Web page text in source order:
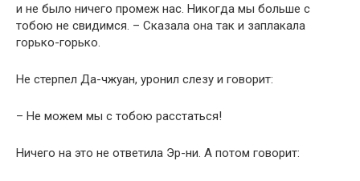
и не было ничего промеж нас. Никогда мы больше с
тобою не свидимся. – Сказала она так и заплакала
горько-горько.
Не стерпел Да-чжуан, уронил слезу и говорит:
– Не можем мы с тобою расстаться!
Ничего на это не ответила Эр-ни. А потом говорит: